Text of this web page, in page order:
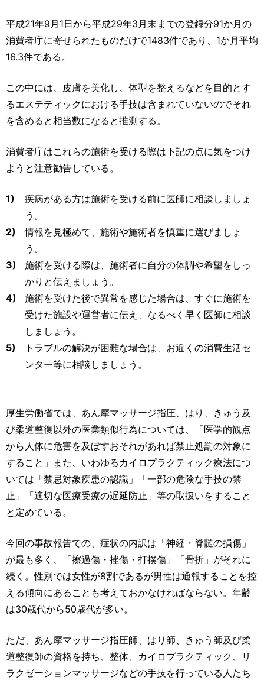
平成21年9月1日から平成29年3月末までの登録分91か月の
消費者庁に寄せられたものだけで1483件であり、1か月平均
16.3件である。
この中には、皮膚を美化し、体型を整えるなどを目的とす
るエステティックにおける手技は含まれていないのでそれ
を含めると相当数になると推測する。
消費者庁はこれらの施術を受ける際は下記の点に気をつけ
ようと注意勧告している。
1)
疾病がある方は施術を受ける前に医師に相談しましょ
う。
2)
情報を見極めて、施術や施術者を慎重に選びましょ
う。
3)
施術を受ける際は、施術者に自分の体調や希望をしっ
かりと伝えましょう。
4)
施術を受けた後で異常を感じた場合は、すぐに施術を
受けた施設や運営者に伝え、なるべく早く医師に相談
しましょう。
5)
トラブルの解決が困難な場合は、お近くの消費生活セ
ンター等に相談しましょう。
厚生労働省では、あん摩マッサージ指圧、はり、きゅう及
び柔道整復以外の医業類似行為については、「医学的観点
から人体に危害を及ぼすおそれがあれば禁止処罰の対象に
すること」また、いわゆるカイロプラクティック療法につ
いては「禁忌対象疾患の認識」「一部の危険な手技の禁
止」「適切な医療受療の遅延防止」等の取扱いをすること
と定めている。
今回の事故報告での、症状の内訳は「神経・脊髄の損傷」
が最も多く、「擦過傷・挫傷・打撲傷」「骨折」がそれに
続く。性別では女性が8割であるが男性は通報することを控
える傾向にあることも考えておかなければならない。年齢
は30歳代から50歳代が多い。
ただ、あん摩マッサージ指圧師、はり師、きゅう師及び柔
道整復師の資格を持ち、整体、カイロプラクティック、リ
ラクゼーションマッサージなどの手技を行っている人たち